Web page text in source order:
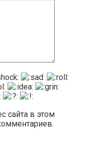
сайта в этом